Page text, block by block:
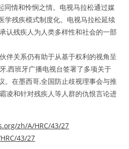
同情和怜悯之情。电视马拉松通过媒
学残疾模式制度化。电视马拉松延续
认残疾人为人类多样性和社会的一部
伴关系仍有助于从基于权利的视角呈
,西班牙广播电视台签署了多项关于
。在墨西哥,全国防止歧视理事会与推
凌和针对残疾人等人群的仇恨言论进
zh/A/HRC/43/27
43/27